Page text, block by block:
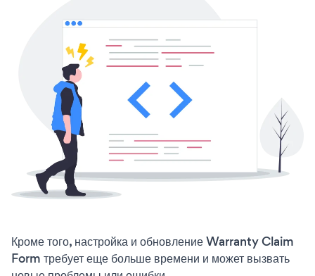
Кроме того, настройка и обновление Warranty Claim
Form требует еще больше времени и может вызвать